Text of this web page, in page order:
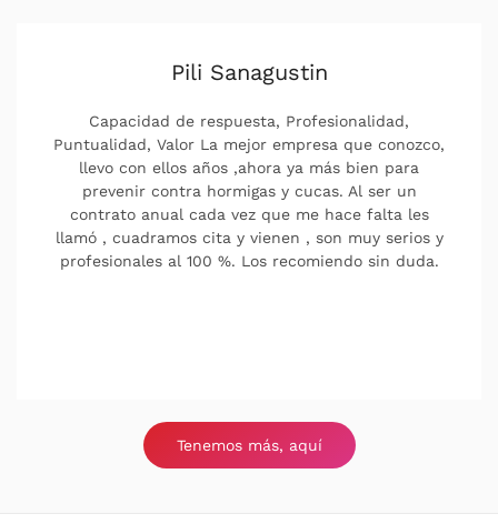
Pili Sanagustin
Capacidad de respuesta, Profesionalidad,
Puntualidad, Valor La mejor empresa que conozco,
llevo con ellos años ,ahora ya más bien para
prevenir contra hormigas y cucas. Al ser un
contrato anual cada vez que me hace falta les
llamó , cuadramos cita y vienen , son muy serios y
profesionales al 100 %. Los recomiendo sin duda.
Tenemos más, aquí